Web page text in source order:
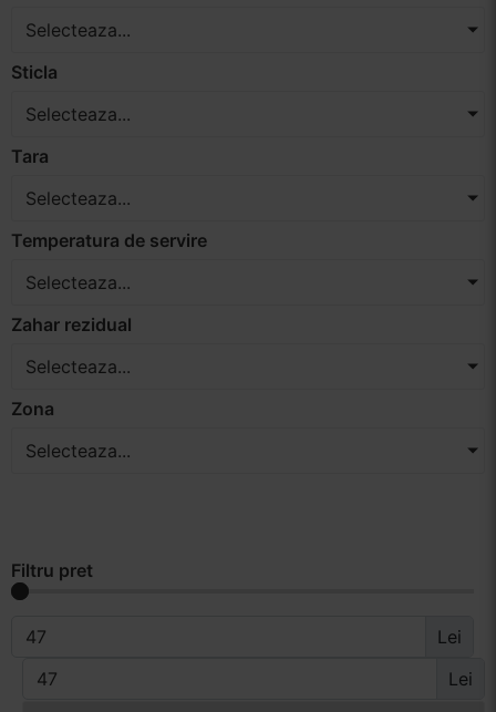
Selecteaza...
Sticla
Selecteaza...
Tara
Selecteaza...
Temperatura de servire
Selecteaza...
Zahar rezidual
Selecteaza...
Zona
Selecteaza...
Filtru pret
Lei
Lei